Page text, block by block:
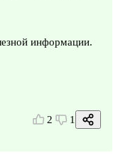
информации.
2 1